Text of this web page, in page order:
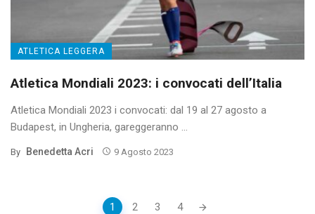
ATLETICA LEGGERA
Atletica Mondiali 2023: i convocati dell’Italia
Atletica Mondiali 2023 i convocati: dal 19 al 27 agosto a
Budapest, in Ungheria, gareggeranno ...
By Benedetta Acri 9 Agosto 2023
1 2 3 4